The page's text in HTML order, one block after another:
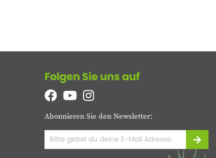
Folgen Sie uns auf
Abonnieren Sie den Newsletter: